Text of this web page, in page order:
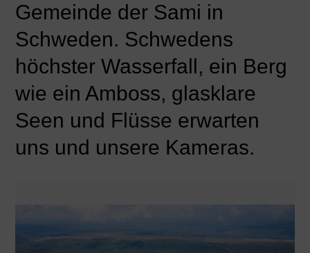
Gemeinde der Sami in
Schweden. Schwedens
höchster Wasserfall, ein Berg
wie ein Amboss, glasklare
Seen und Flüsse erwarten
uns und unsere Kameras.